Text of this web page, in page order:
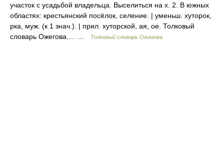
участок с усадьбой владельца. Выселиться на х. 2. В южных
областях: крестьянский посёлок, селение. | уменьш. хуторок,
рка, муж. (к 1 знач.). | прил. хуторской, ая, ое. Толковый
словарь Ожегова.… …
Толковый словарь Ожегова